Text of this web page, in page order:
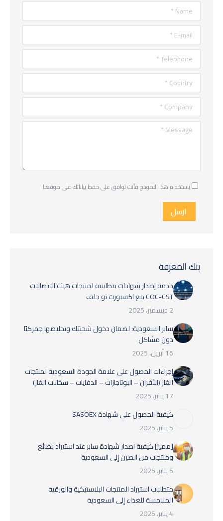
Name *
E-mail *
Telephone *
Country *
Company *
Message *
باستخدام هذا النموذج فأنت توافق على حفظ بياناتك على موقعنا
ارسل
بنك المعرفة
خدمة إصدار شهادات مطابقة لمنتجات هيئة الاتصالات
COC-CST مع اكسبورت تو جلف
2 ديسمبر، 2025
سابر السعودية: لضمان دخول شحنتك وتخليصها جمركيًا
دون مشاكل
16 أبريل، 2025
إجراءات الحصول على علامة الجودة السعودية لمنتجات
الغاز (الأفران – البوتاجازات – الدفايات – سخانات الغاز)
17 يناير، 2025
كيفية الحصول على شهادة SASOEX
5 يناير، 2025
[مميز] كيفية اصدار شهادة سابر عند استيراد بضائع
ومنتجات من الصين إلى السعودية
5 يناير، 2025
متطلبات استيراد المنتجات البلاستيكية والورقية
الملامسة للغذاء إلى السعودية
4 يناير، 2025